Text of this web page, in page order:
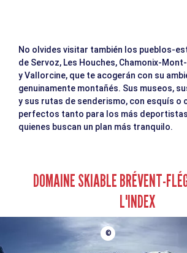
No olvides visitar también los pueblos-
de Servoz, Les Houches, Chamonix-
y Vallorcine, que te acogerán con su
genuinamente montañés. Sus museos,
y sus rutas de senderismo, con esquís o
perfectos tanto para los más
quienes buscan un plan más tranquilo.
DOMAINE SKIABLE BRÉVENT-
L'INDEX
©